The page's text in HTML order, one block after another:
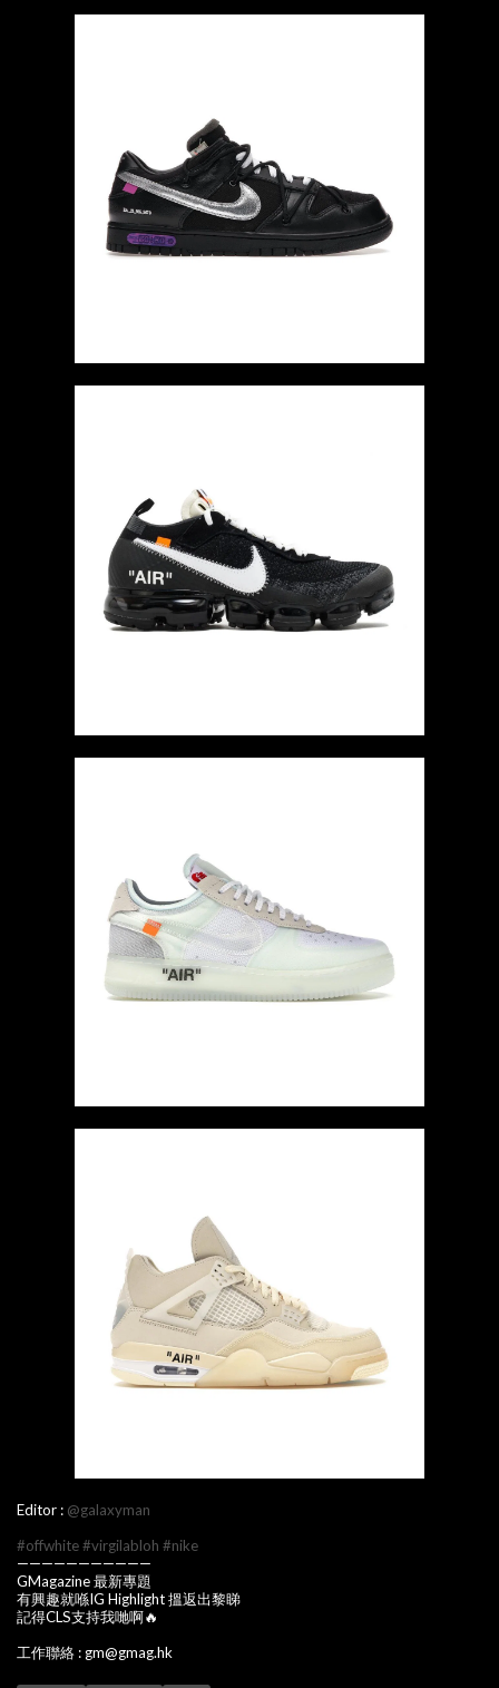
Editor : @galaxyman
#offwhite#virgilabloh #nike
———————————
GMagazine 最新專題
有興趣就喺IG Highlight 搵返出黎睇
記得CLS支持我哋啊🔥
工作聯絡 : gm@gmag.hk